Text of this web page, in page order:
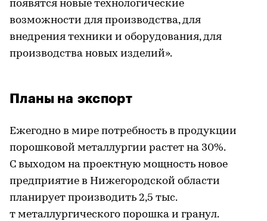
появятся новые технологические
возможности для производства, для
внедрения техники и оборудования, для
производства новых изделий».
Планы на экспорт
Ежегодно в мире потребность в продукции
порошковой металлургии растет на 30%.
С выходом на проектную мощность новое
предприятие в Нижегородской области
планирует производить 2,5 тыс.
т металлургического порошка и гранул.